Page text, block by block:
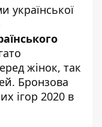
української
жінок, так
Бронзова
ігор 2020 в